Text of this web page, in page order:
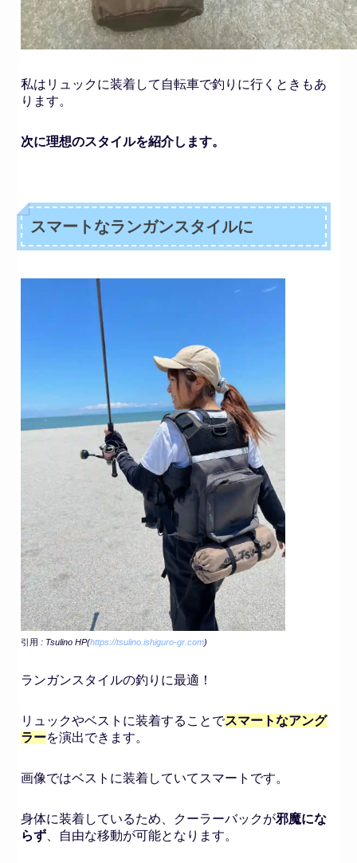
私はリュックに装着して自転車で釣りに行くときもあ
ります。
次に理想のスタイルを紹介します。
スマートなランガンスタイルに
引用 : Tsulino HP(https://tsulino.ishiguro-gr.com)
ランガンスタイルの釣りに最適！
リュックやベストに装着することでスマートなアング
ラーを演出できます。
画像ではベストに装着していてスマートです。
身体に装着しているため、クーラーバックが邪魔にな
らず、自由な移動が可能となります。